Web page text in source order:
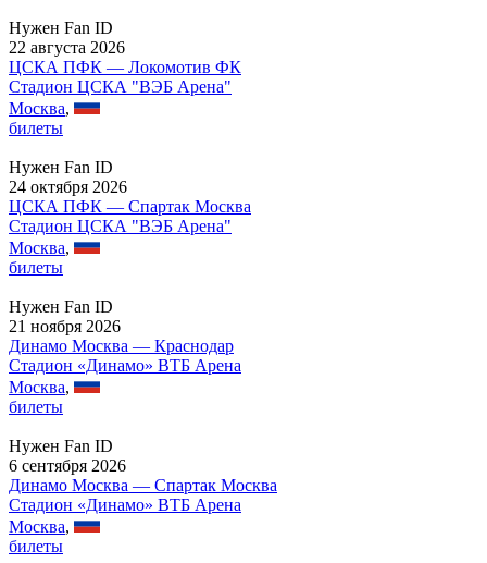
Нужен Fan ID
22 августа 2026
ЦСКА ПФК — Локомотив ФК
Стадион ЦСКА "ВЭБ Арена"
Москва,
билеты
Нужен Fan ID
24 октября 2026
ЦСКА ПФК — Спартак Москва
Стадион ЦСКА "ВЭБ Арена"
Москва,
билеты
Нужен Fan ID
21 ноября 2026
Динамо Москва — Краснодар
Стадион «Динамо» ВТБ Арена
Москва,
билеты
Нужен Fan ID
6 сентября 2026
Динамо Москва — Спартак Москва
Стадион «Динамо» ВТБ Арена
Москва,
билеты